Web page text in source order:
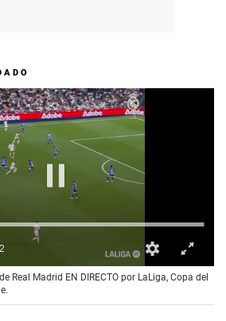
Real Madrid EN DIRECTO por LaLiga, Copa del